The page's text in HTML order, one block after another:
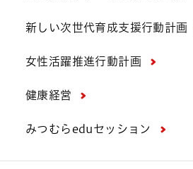
新しい次世代育成支援行動計画
女性活躍推進行動計画
健康経営
みつむらeduセッション